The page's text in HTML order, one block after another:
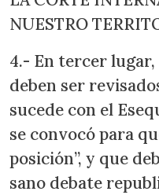
NUESTRO
4.- En tercer
deben ser
sucede con el
se convocó para
posición”, y que
sano debate